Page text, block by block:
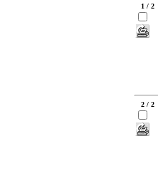
1 / 2
2 / 2